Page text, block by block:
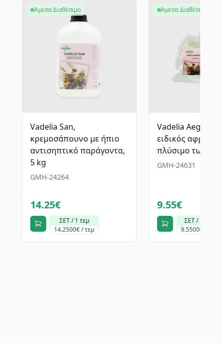
Vadelia San,
κρεμοσάπουνο με ήπιο
αντισηπτικό παράγοντα,
5 kg
GMH-24264
14.25€
ΣΕΤ / 1 τεμ
14.2500€ / τεμ
Άμεσα Διαθέσιμο
Vadelia Aegean
ειδικός αφρός
πλύσιμο των
GMH-24631
9.55€
ΣΕΤ / 1 τεμ
9.5500€ / τεμ
Άμεσα Διαθέσιμο